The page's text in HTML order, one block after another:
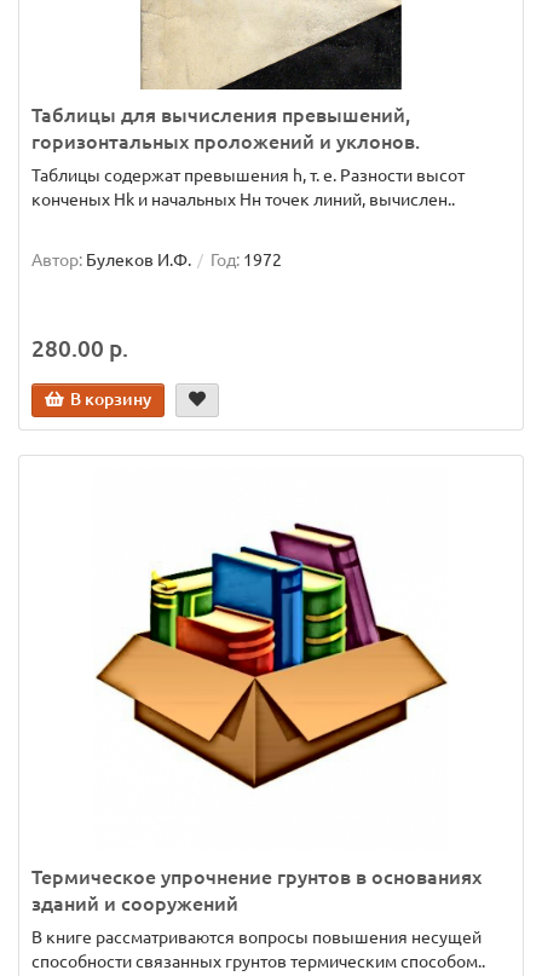
Таблицы для вычисления превышений,
горизонтальных проложений и уклонов.
Таблицы содержат превышения h, т. е. Разности высот
конченых Hk и начальных Hн точек линий, вычислен..
Автор: Булеков И.Ф. Год: 1972
280.00 р.
В корзину
Термическое упрочнение грунтов в основаниях
зданий и сооружений
В книге рассматриваются вопросы повышения несущей
способности связанных грунтов термическим способом..